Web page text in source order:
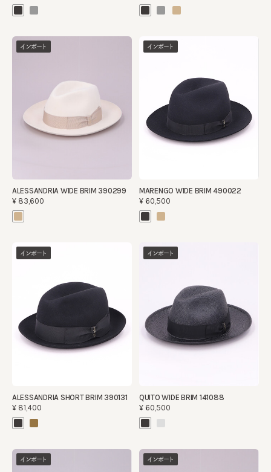
インポート
ALESSANDRIA WIDE BRIM 390299
¥83,600
インポート
MARENGO WIDE BRIM 490022
¥60,500
インポート
ALESSANDRIA SHORT BRIM 390131
¥81,400
インポート
QUITO WIDE BRIM 141088
¥60,500
インポート インポート